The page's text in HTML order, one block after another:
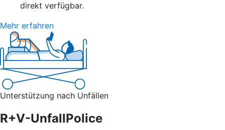
direkt verfügbar.
Mehr erfahren
Unterstützung nach Unfällen
R+V-UnfallPolice